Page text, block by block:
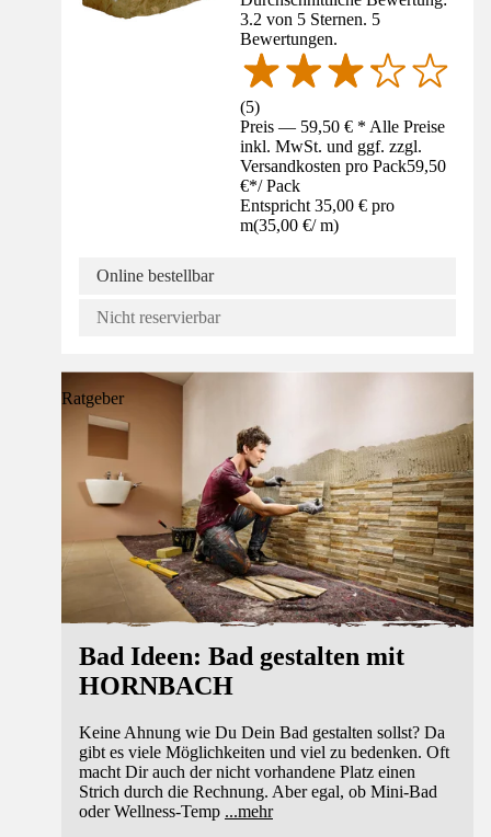
3.2 von 5 Sternen. 5
Bewertungen.
(5)
Preis — 59,50 € * Alle Preise
inkl. MwSt. und ggf. zzgl.
Versandkosten pro Pack59,50
€*/ Pack
Entspricht 35,00 € pro
m(35,00 €/ m)
Online bestellbar
Nicht reservierbar
Ratgeber
Bad Ideen: Bad gestalten mit
HORNBACH
Keine Ahnung wie Du Dein Bad gestalten sollst? Da
gibt es viele Möglichkeiten und viel zu bedenken. Oft
macht Dir auch der nicht vorhandene Platz einen
Strich durch die Rechnung. Aber egal, ob Mini-Bad
oder Wellness-Temp ...mehr